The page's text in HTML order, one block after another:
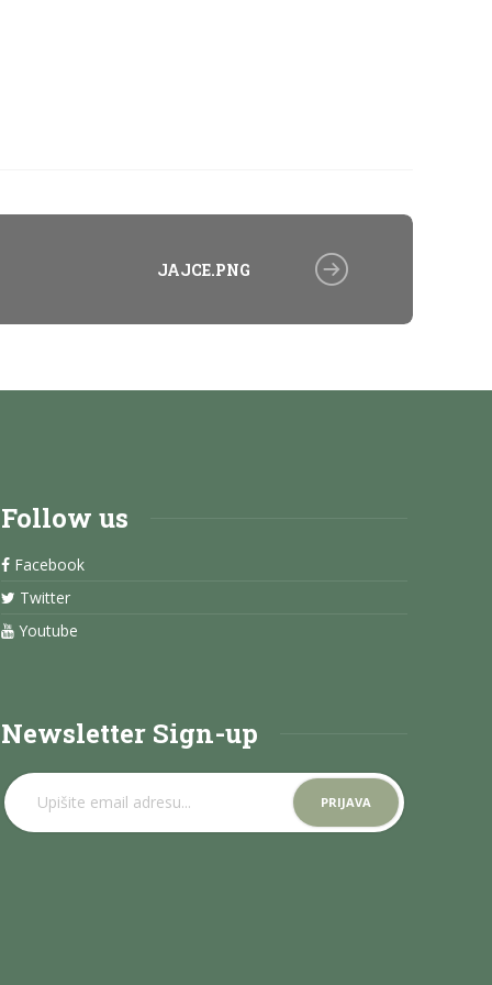
JAJCE.PNG
Follow us
Facebook
Twitter
Youtube
Newsletter Sign-up